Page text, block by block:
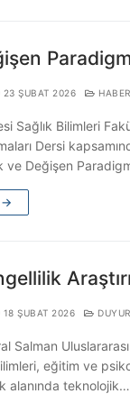
23 ŞUBAT 2026
Sağlık Bilimleri
Dersi
ve Değişen
→
18 ŞUBAT 2026
Salman
eğitim ve
alanında teknolojik…